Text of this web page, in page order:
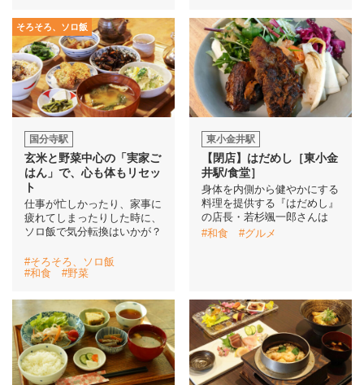
そろそろ、ソロ飯
国分寺駅
玄米と野菜中心の「実家ご
はん」で、心も体もリセッ
ト
仕事が忙しかったり、家事に
疲れてしまったりした時に、
ソロ飯で気分転換はいかが？
#そろそろ、ソロ飯
#和食
#野菜
東小金井駅
【閉店】はだめし［東小金
井駅/食堂］
身体を内側から健やかにする
料理を提供する『はだめし』
の店長・若杉颯一郎さんは
#和食
#グルメ